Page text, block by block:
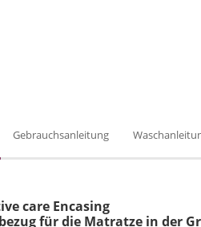
Gebrauchsanleitung
care Encasing
für die Matratze in der